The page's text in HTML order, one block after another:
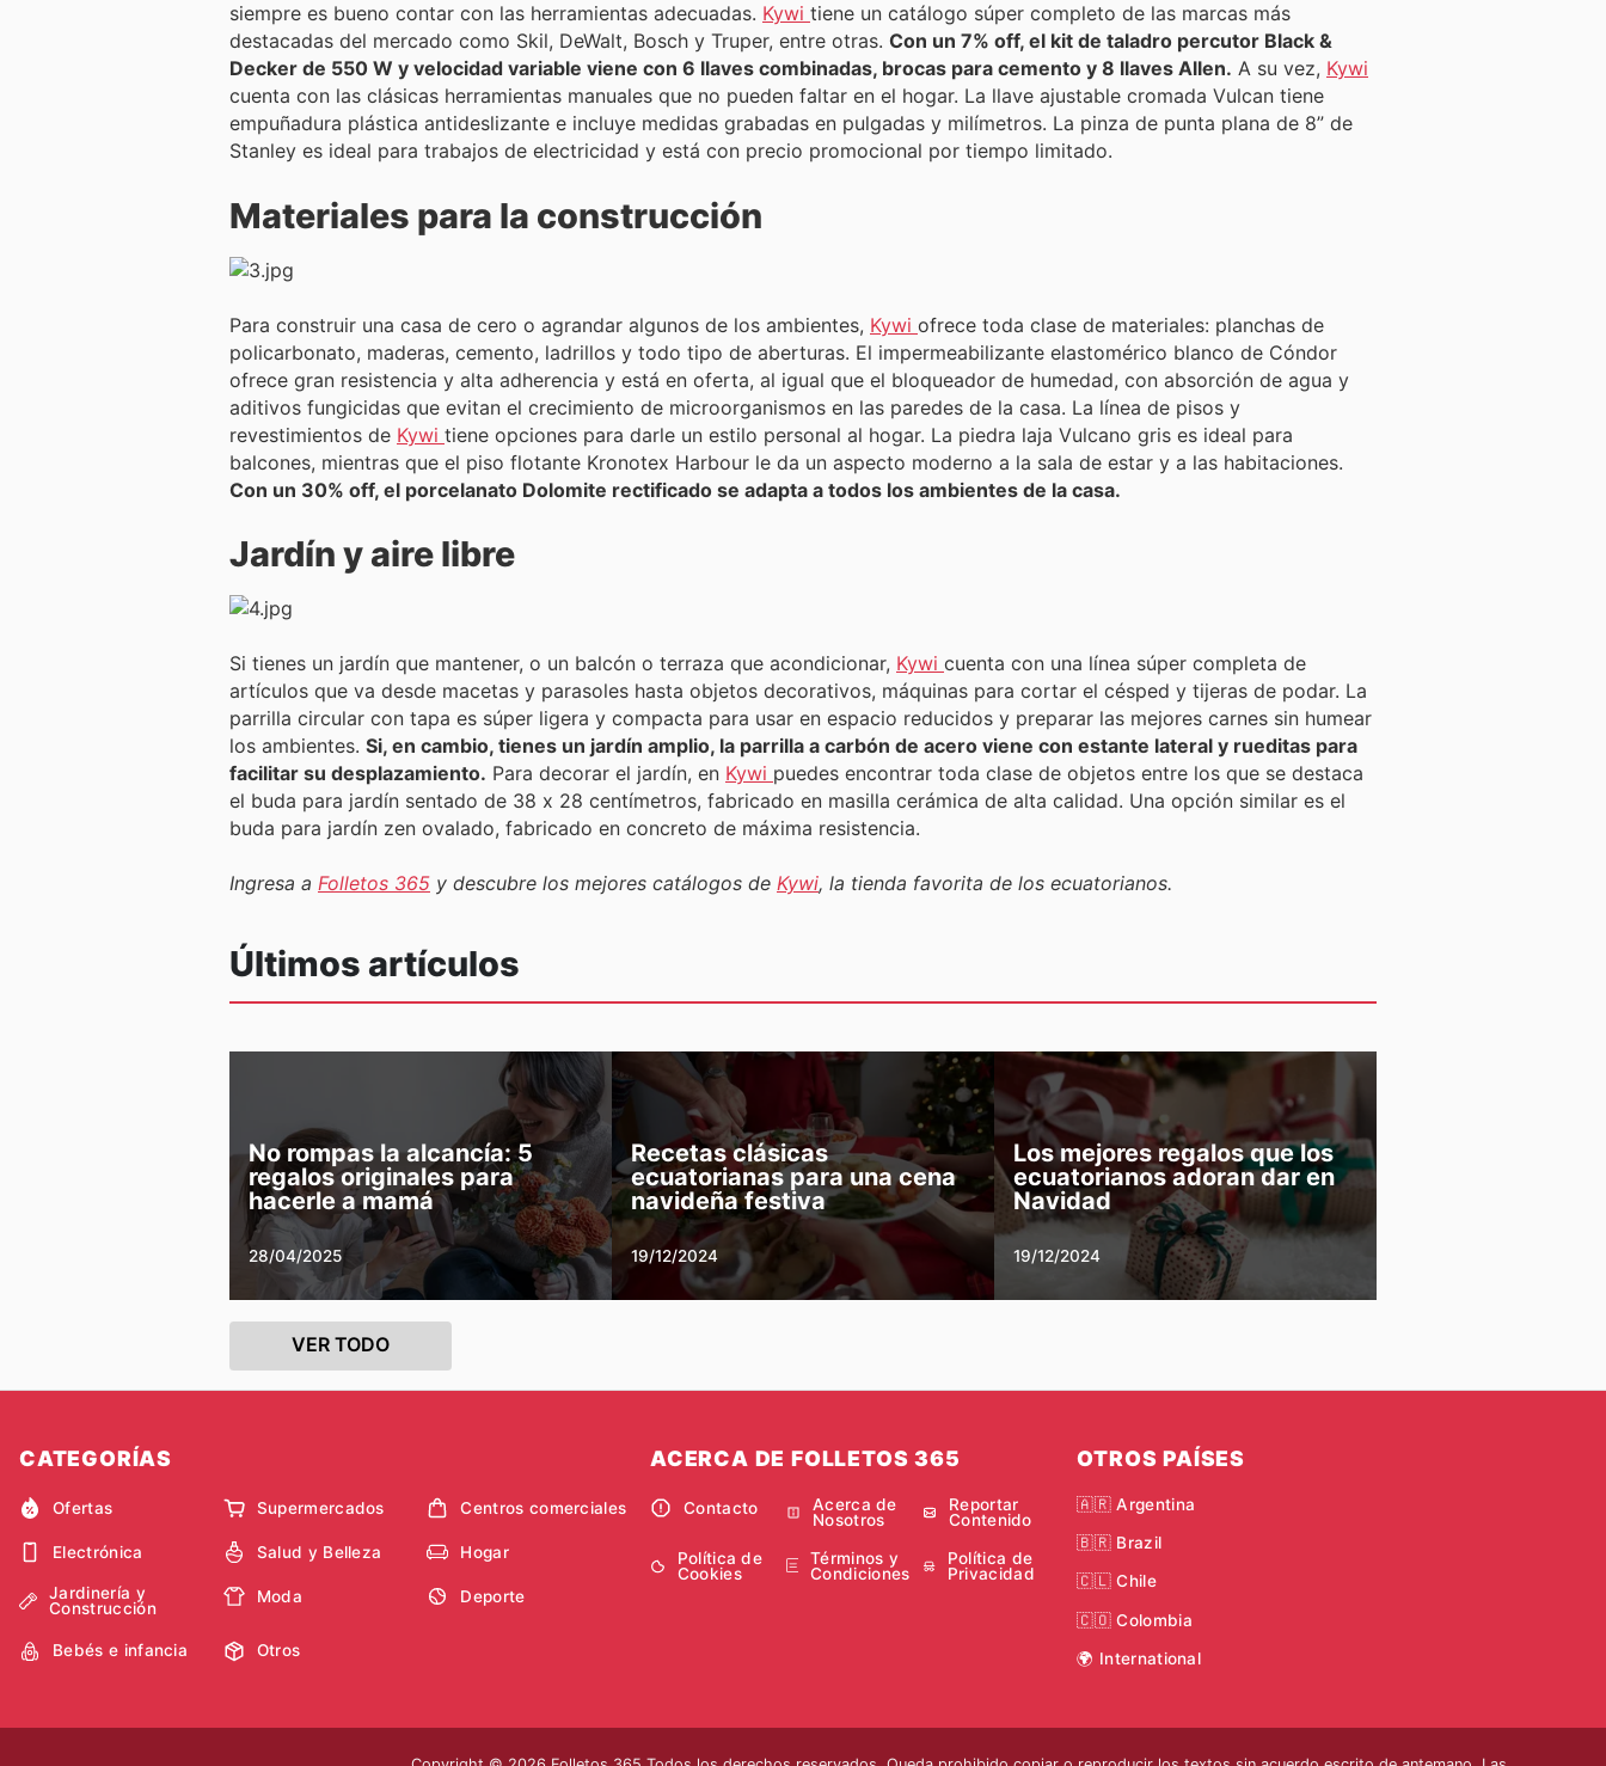
siempre es bueno contar con las herramientas adecuadas. Kywi tiene un catálogo súper completo de las marcas más
destacadas del mercado como Skil, DeWalt, Bosch y Truper, entre otras. Con un 7% off, el kit de taladro percutor Black &
Decker de 550 W y velocidad variable viene con 6 llaves combinadas, brocas para cemento y 8 llaves Allen. A su vez, Kywi
cuenta con las clásicas herramientas manuales que no pueden faltar en el hogar. La llave ajustable cromada Vulcan tiene
empuñadura plástica antideslizante e incluye medidas grabadas en pulgadas y milímetros. La pinza de punta plana de 8” de
Stanley es ideal para trabajos de electricidad y está con precio promocional por tiempo limitado.
Materiales para la construcción
Para construir una casa de cero o agrandar algunos de los ambientes, Kywi ofrece toda clase de materiales: planchas de
policarbonato, maderas, cemento, ladrillos y todo tipo de aberturas. El impermeabilizante elastomérico blanco de Cóndor
ofrece gran resistencia y alta adherencia y está en oferta, al igual que el bloqueador de humedad, con absorción de agua y
aditivos fungicidas que evitan el crecimiento de microorganismos en las paredes de la casa. La línea de pisos y
revestimientos de Kywi tiene opciones para darle un estilo personal al hogar. La piedra laja Vulcano gris es ideal para
balcones, mientras que el piso flotante Kronotex Harbour le da un aspecto moderno a la sala de estar y a las habitaciones.
Con un 30% off, el porcelanato Dolomite rectificado se adapta a todos los ambientes de la casa.
Jardín y aire libre
Si tienes un jardín que mantener, o un balcón o terraza que acondicionar, Kywi cuenta con una línea súper completa de
artículos que va desde macetas y parasoles hasta objetos decorativos, máquinas para cortar el césped y tijeras de podar. La
parrilla circular con tapa es súper ligera y compacta para usar en espacio reducidos y preparar las mejores carnes sin humear
los ambientes. Si, en cambio, tienes un jardín amplio, la parrilla a carbón de acero viene con estante lateral y rueditas para
facilitar su desplazamiento. Para decorar el jardín, en Kywi puedes encontrar toda clase de objetos entre los que se destaca
el buda para jardín sentado de 38 x 28 centímetros, fabricado en masilla cerámica de alta calidad. Una opción similar es el
buda para jardín zen ovalado, fabricado en concreto de máxima resistencia.
Ingresa a Folletos 365 y descubre los mejores catálogos de Kywi, la tienda favorita de los ecuatorianos.
Últimos artículos
No rompas la alcancía: 5
regalos originales para
hacerle a mamá
28/04/2025
Recetas clásicas
ecuatorianas para una cena
navideña festiva
19/12/2024
Los mejores regalos que los
ecuatorianos adoran dar en
Navidad
19/12/2024
VER TODO
CATEGORÍAS
Ofertas Supermercados Centros comerciales
Electrónica Salud y Belleza Hogar
Jardinería y
Construcción
Moda Deporte
Bebés e infancia Otros
ACERCA DE FOLLETOS 365
Contacto
Acerca de
Nosotros
Reportar
Contenido
Política de
Cookies
Términos y
Condiciones
Política de
Privacidad
OTROS PAÍSES
🇦🇷 Argentina
🇧🇷 Brazil
🇨🇱 Chile
🇨🇴 Colombia
🌍 International